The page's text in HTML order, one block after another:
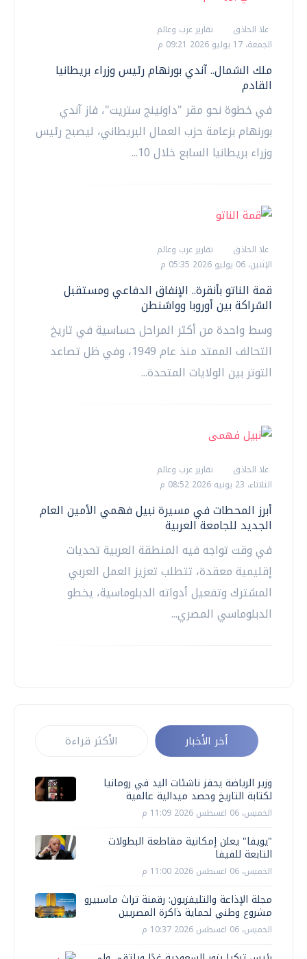
علا الحاذق
تقارير عرب وعالم
الجمعة، 17 يوليو 2026 09:21 م
ملك الشمال.. آندي بورنهام رئيس وزراء بريطانيا
القادم
في خطوة نحو مقر "داونينج ستريت"، فاز آندي
بورنهام بزعامة حزب العمال البريطاني، ليصبح رئيس
وزراء بريطانيا السابع خلال 10...
علا الحاذق
تقارير عرب وعالم
الإثنين، 06 يوليو 2026 05:35 م
قمة الناتو بأنقرة.. الإنفاق الدفاعي ومستقبل
الشراكة بين أوروبا وواشنطن
وسط واحدة من أكثر المراحل حساسية في تاريخ
التحالف الممتد منذ عام 1949، وفي ظل تصاعد
التوتر بين الولايات المتحدة...
علا الحاذق
تقارير عرب وعالم
الثلاثاء، 23 يونيه 2026 08:52 م
أبرز المحطات في مسيرة نبيل فهمي الأمين العام
الجديد للجامعة العربية
في وقت تواجه فيه المنطقة العربية تحديات
إقليمية معقدة، تتطلب تعزيز العمل العربي
المشترك وتفعيل أدواته الدبلوماسية، يخطو
الدبلوماسي المصري...
أخر الأخبار الأكثر قراءة
وزير الرياضة يحفز ناشئات اليد في رومانيا
لكتابة التاريخ وحصد ميدالية عالمية
الخميس، 06 اغسطس 2026 11:09 م
"يويفا" يعلن إمكانية مقاطعة البطولات
التابعة للفيفا
الخميس، 06 اغسطس 2026 11:00 م
مجلة الإذاعة والتليفزيون: رقمنة تراث ماسبيرو
مشروع وطني لحماية ذاكرة المصريين
الخميس، 06 اغسطس 2026 10:37 م